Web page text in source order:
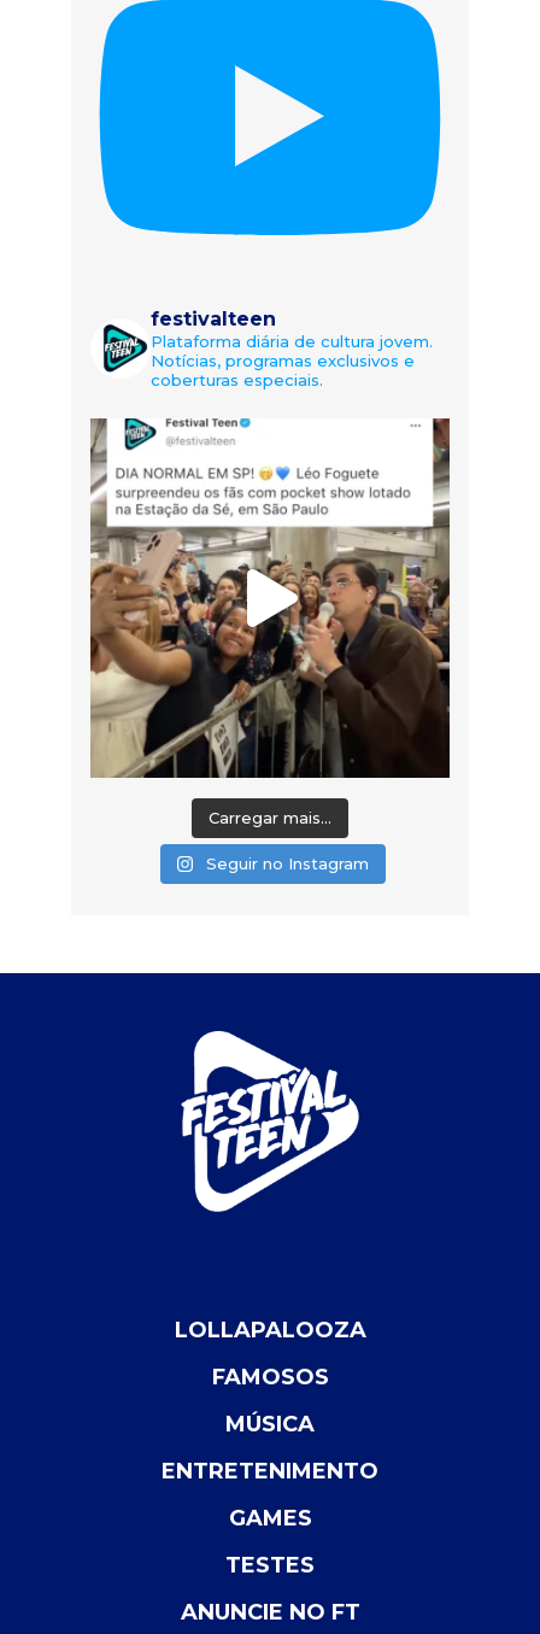
festivalteen
Plataforma diária de cultura jovem.
Notícias, programas exclusivos e
coberturas especiais.
Carregar mais...
Seguir no Instagram
LOLLAPALOOZA
FAMOSOS
MÚSICA
ENTRETENIMENTO
GAMES
TESTES
ANUNCIE NO FT